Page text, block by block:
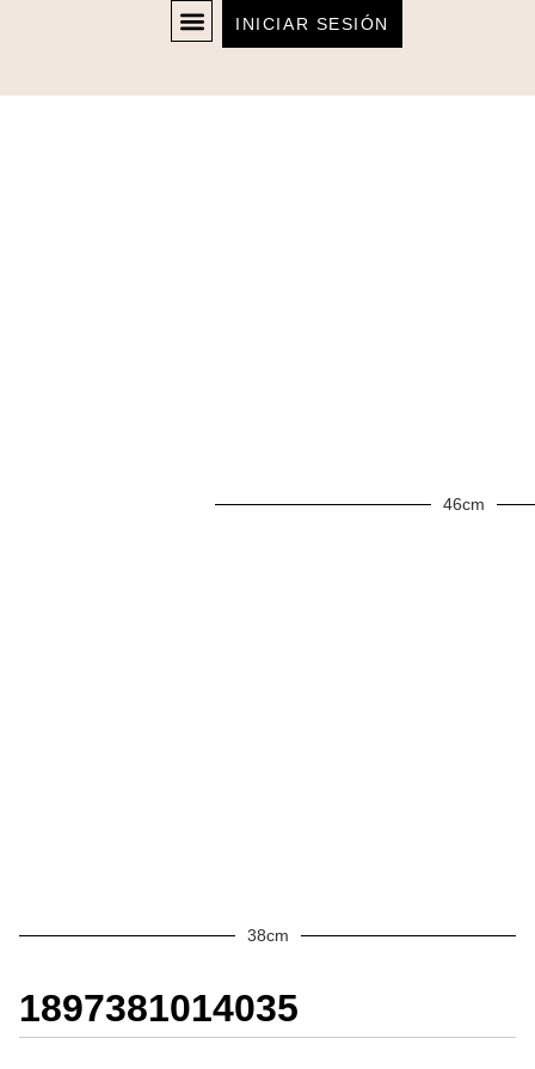
INICIAR SESIÓN
38cm
46cm
1897381014035